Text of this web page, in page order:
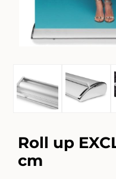
Roll up
cm